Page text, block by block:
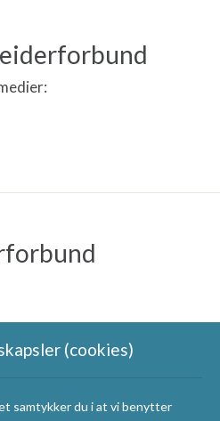
(cookies)
samtykker du i at vi benytter